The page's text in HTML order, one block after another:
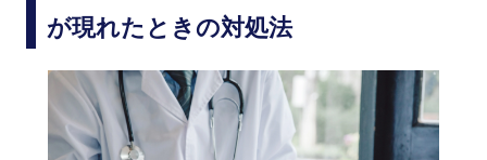
が現れたときの対処法